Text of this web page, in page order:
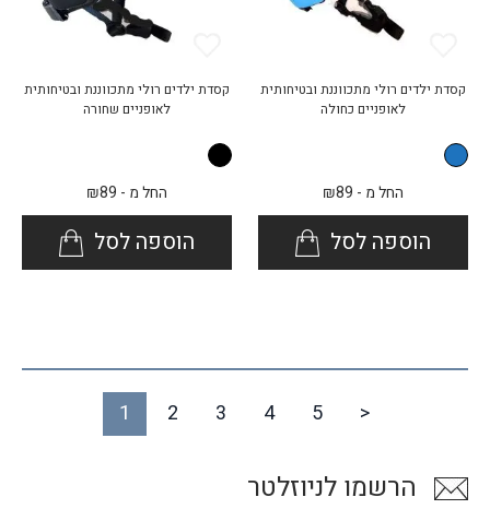
קסדת ילדים רולי מתכווננת ובטיחותית
לאופניים כחולה
החל מ - ₪89
הוספה לסל
קסדת ילדים רולי מתכווננת ובטיחותית
לאופניים שחורה
החל מ - ₪89
הוספה לסל
1 2 3 4 5 >
הרשמו לניוזלטר